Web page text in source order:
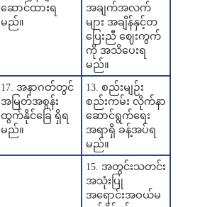
ဆောင်ထားရ
မည်။
အချက်အလက်
များ အချိန်နှင့်တ
ပြေးညီ ဈေးကွက်
ကို အသိပေးရ
မည်။
17. အနာဂတ်တွင်
အမြတ်အစွန်း
ထွက်နိုင်ခြေ ရှိရ
မည်။
13. စည်းမျဉ်း
စည်းကမ်း လိုက်နာ
ဆောင်ရွက်ရေး
အရာရှိ ခန့်အပ်ရ
မည်။
15. အတွင်းသတင်း
အသုံးပြု
အရောင်းအဝယ်မ